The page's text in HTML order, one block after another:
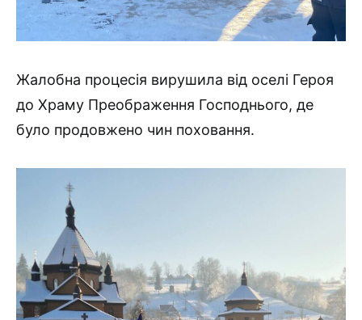
Жалобна процесія вирушила від оселі Героя
до Храму Преображення Господнього, де
було продовжено чин поховання.